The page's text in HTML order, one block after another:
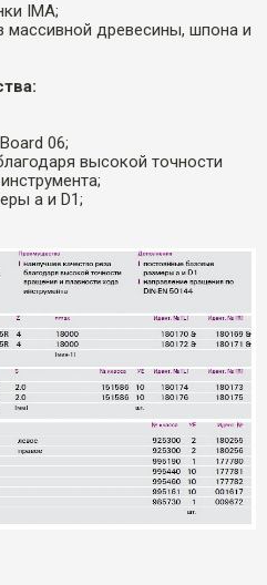
IMA;
массивной древесины, шпона и
06;
высокой точности
а и D1;